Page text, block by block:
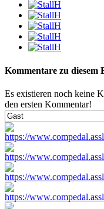
Kommentare zu diesem
Es existieren noch keine
den ersten Kommentar!